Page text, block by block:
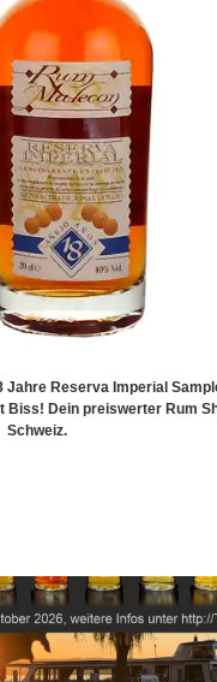
Jahre Reserva Imperial
Biss! Dein preiswerter Rum
Schweiz.